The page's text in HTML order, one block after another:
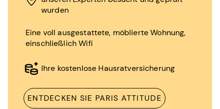
wurden
Eine voll ausgestattete, möblierte Wohnung,
einschließlich Wifi
Ihre kostenlose Hausratversicherung
ENTDECKEN SIE PARIS ATTITUDE